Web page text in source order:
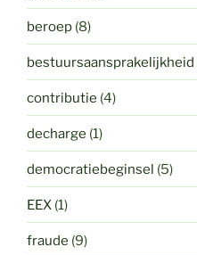
beroep (8)
bestuursaansprakelijkheid
contributie (4)
decharge (1)
democratiebeginsel (5)
EEX (1)
fraude (9)